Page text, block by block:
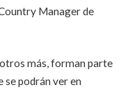
Manager de
más, forman parte
se podrán ver en